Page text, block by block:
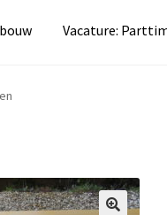
Vacature:
& opbouwWie zijn wij